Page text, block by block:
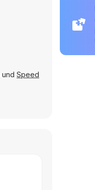
und Speed